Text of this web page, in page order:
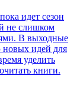
идет сезон
не слишком
В выходные
новых идей для
уделить
книги.